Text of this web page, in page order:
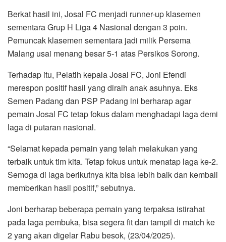
Berkat hasil ini, Josal FC menjadi runner-up klasemen
sementara Grup H Liga 4 Nasional dengan 3 poin.
Pemuncak klasemen sementara jadi milik Persema
Malang usai menang besar 5-1 atas Persikos Sorong.
Terhadap itu, Pelatih kepala Josal FC, Joni Efendi
merespon positif hasil yang diraih anak asuhnya. Eks
Semen Padang dan PSP Padang ini berharap agar
pemain Josal FC tetap fokus dalam menghadapi laga demi
laga di putaran nasional.
“Selamat kepada pemain yang telah melakukan yang
terbaik untuk tim kita. Tetap fokus untuk menatap laga ke-2.
Semoga di laga berikutnya kita bisa lebih baik dan kembali
memberikan hasil positif,” sebutnya.
Joni berharap beberapa pemain yang terpaksa istirahat
pada laga pembuka, bisa segera fit dan tampil di match ke
2 yang akan digelar Rabu besok, (23/04/2025).